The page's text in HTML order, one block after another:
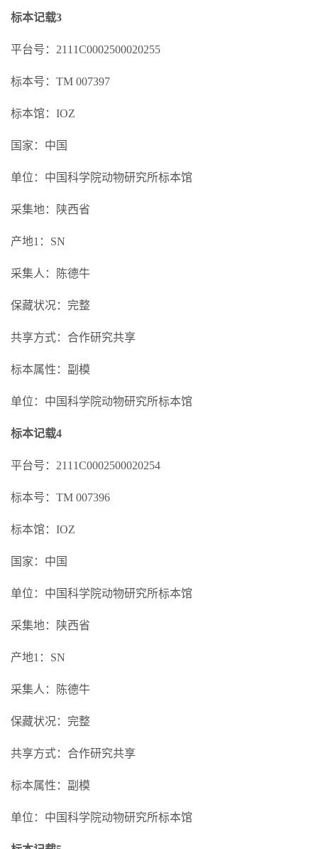
标本记载3
平台号：2111C0002500020255
标本号：TM 007397
标本馆：IOZ
国家：中国
单位：中国科学院动物研究所标本馆
采集地：陕西省
产地1：SN
采集人：陈德牛
保藏状况：完整
共享方式：合作研究共享
标本属性：副模
单位：中国科学院动物研究所标本馆
标本记载4
平台号：2111C0002500020254
标本号：TM 007396
标本馆：IOZ
国家：中国
单位：中国科学院动物研究所标本馆
采集地：陕西省
产地1：SN
采集人：陈德牛
保藏状况：完整
共享方式：合作研究共享
标本属性：副模
单位：中国科学院动物研究所标本馆